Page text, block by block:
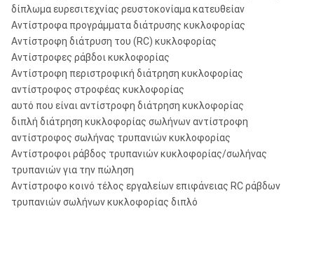
δίπλωμα ευρεσιτεχνίας ρευστοκονίαμα κατευθείαν
Αντίστροφα προγράμματα διάτρυσης κυκλοφορίας
Αντίστροφη διάτρυση του (RC) κυκλοφορίας
Αντίστροφες ράβδοι κυκλοφορίας
Αντίστροφη περιστροφική διάτρηση κυκλοφορίας
αντίστροφος στροφέας κυκλοφορίας
αυτό που είναι αντίστροφη διάτρηση κυκλοφορίας
διπλή διάτρηση κυκλοφορίας σωλήνων αντίστροφη
αντίστροφος σωλήνας τρυπανιών κυκλοφορίας
Αντίστροφοι ράβδος τρυπανιών κυκλοφορίας/σωλήνας
τρυπανιών για την πώληση
Αντίστροφο κοινό τέλος εργαλείων επιφάνειας RC ράβδων
τρυπανιών σωλήνων κυκλοφορίας διπλό